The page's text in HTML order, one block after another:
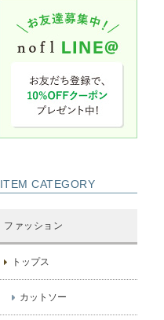
ITEM CATEGORY
ファッション
トップス
カットソー